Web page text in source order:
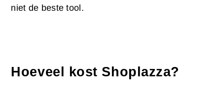
niet de beste tool.
Hoeveel kost Shoplazza?